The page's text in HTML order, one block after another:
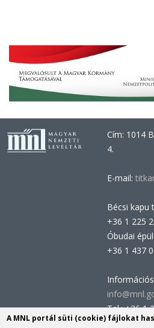
Cím: 1014
4.
E-mail:
Bécsi kapu
+36 1 225
Óbudai
+36 1 437
Tel.: +36 1
Postacím:
A MNL portál süti (cookie) fájlokat